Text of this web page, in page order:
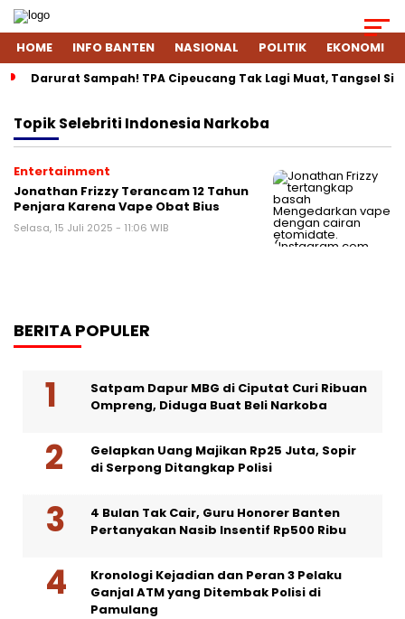
HOME INFO BANTEN NASIONAL POLITIK EKONOMI
Darurat Sampah! TPA Cipeucang Tak Lagi Muat, Tangsel
TopikSelebriti Indonesia Narkoba
Entertainment
Jonathan Frizzy Terancam 12 Tahun
Penjara Karena Vape Obat Bius
Selasa, 15 Juli 2025 - 11:06 WIB
BERITA POPULER
Satpam Dapur MBG di Ciputat Curi Ribuan
Ompreng, Diduga Buat Beli Narkoba
Gelapkan Uang Majikan Rp25 Juta, Sopir
di Serpong Ditangkap Polisi
4 Bulan Tak Cair, Guru Honorer Banten
Pertanyakan Nasib Insentif Rp500 Ribu
Kronologi Kejadian dan Peran 3 Pelaku
Ganjal ATM yang Ditembak Polisi di
Pamulang